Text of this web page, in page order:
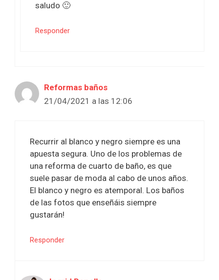
saludo 🙂
Responder
Reformas baños
21/04/2021 a las 12:06
Recurrir al blanco y negro siempre es una
apuesta segura. Uno de los problemas de
una reforma de cuarto de baño, es que
suele pasar de moda al cabo de unos años.
El blanco y negro es atemporal. Los baños
de las fotos que enseñáis siempre
gustarán!
Responder